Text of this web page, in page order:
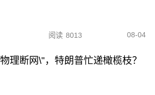
阅读 8013 08-04
理断网\"，特朗普忙递橄榄枝？